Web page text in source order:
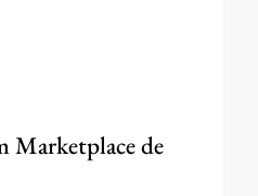
Marketplace de